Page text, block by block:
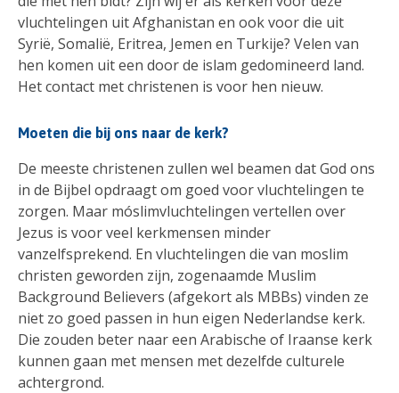
vluchtelingen uit Afghanistan en ook voor die uit
Syrië, Somalië, Eritrea, Jemen en Turkije? Velen van
hen komen uit een door de islam gedomineerd land.
Het contact met christenen is voor hen nieuw.
Moeten die bij ons naar de kerk?
De meeste christenen zullen wel beamen dat God ons
in de Bijbel opdraagt om goed voor vluchtelingen te
zorgen. Maar móslimvluchtelingen vertellen over
Jezus is voor veel kerkmensen minder
vanzelfsprekend. En vluchtelingen die van moslim
christen geworden zijn, zogenaamde Muslim
Background Believers (afgekort als MBBs) vinden ze
niet zo goed passen in hun eigen Nederlandse kerk.
Die zouden beter naar een Arabische of Iraanse kerk
kunnen gaan met mensen met dezelfde culturele
achtergrond.